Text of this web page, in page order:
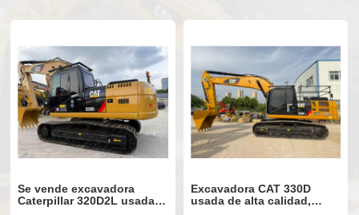
Se vende excavadora
Caterpillar 320D2L usada,
Excavadora CAT 330D
usada de alta calidad,